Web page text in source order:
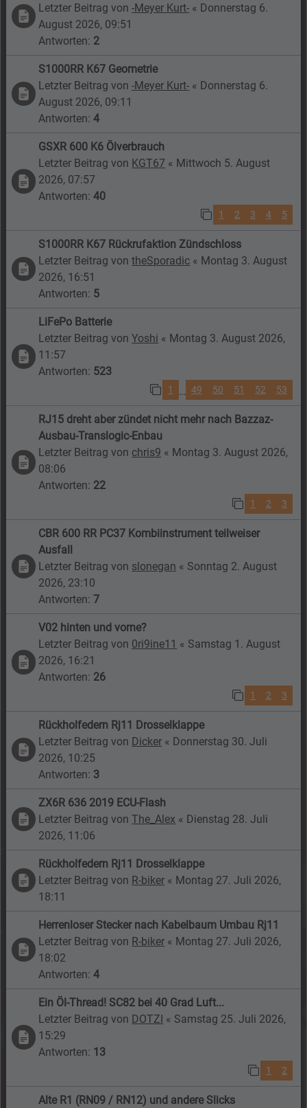
Letzter Beitrag von-Meyer Kurt- « Donnerstag 6.
August 2026, 09:51
Antworten: 2
S1000RR K67 Geometrie
Letzter Beitrag von-Meyer Kurt- « Donnerstag 6.
August 2026, 09:11
Antworten:4
GSXR 600 K6 Ölverbrauch
Letzter Beitrag von KGT67 « Mittwoch 5. August
2026, 07:57
Antworten:40
1 2 3 4 5
S1000RR K67 Rückrufaktion Zündschloss
Letzter Beitrag vontheSporadic « Montag 3. August
2026, 16:51
Antworten: 5
LiFePo Batterie
Letzter Beitrag vonYoshi « Montag 3. August 2026,
11:57
Antworten: 523
1 … 49 50 51 52 53
RJ15 dreht aber zündet nicht mehr nach Bazzaz-
Ausbau-Translogic-Enbau
Letzter Beitrag von chris9 « Montag 3. August 2026,
08:06
Antworten: 22
1 2 3
CBR 600 RR PC37 Kombiinstrument teilweiser
Ausfall
Letzter Beitrag von slonegan « Sonntag 2. August
2026, 23:10
Antworten:7
V02 hinten und vorne?
Letzter Beitrag von 0ri9ine11 « Samstag 1. August
2026, 16:21
Antworten: 26
1 2 3
Rückholfedern Rj11 Drosselklappe
Letzter Beitrag von Dicker « Donnerstag 30. Juli
2026, 10:25
Antworten: 3
ZX6R 636 2019 ECU-Flash
Letzter Beitrag vonThe_Alex « Dienstag 28. Juli
2026, 11:06
Rückholfedern Rj11 Drosselklappe
Letzter Beitrag von R-biker « Montag 27. Juli 2026,
18:11
Herrenloser Stecker nach Kabelbaum Umbau Rj11
Letzter Beitrag von R-biker « Montag 27. Juli 2026,
18:02
Antworten:4
Ein Öl-Thread! SC82 bei 40 Grad Luft...
Letzter Beitrag von DOTZI « Samstag 25. Juli 2026,
15:29
Antworten: 13
1 2
Alte R1 (RN09 / RN12) und andere Slicks